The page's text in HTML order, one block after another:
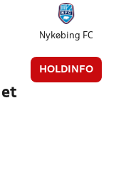
Nykøbing FC
HOLDINFO